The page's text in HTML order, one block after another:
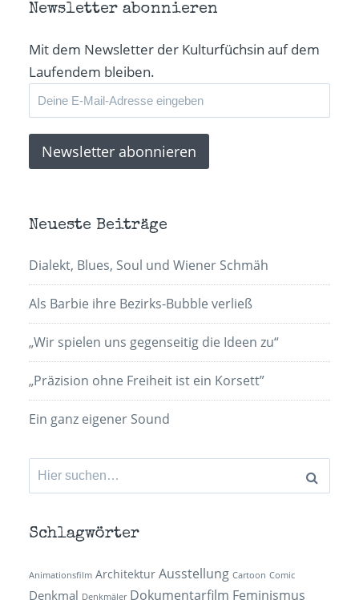
Newsletter abonnieren
Mit dem Newsletter der Kulturfüchsin auf dem
Laufendem bleiben.
Neueste Beiträge
Dialekt, Blues, Soul und Wiener Schmäh
Als Barbie ihre Bezirks-Bubble verließ
„Wir spielen uns gegenseitig die Ideen zu“
„Präzision ohne Freiheit ist ein Korsett”
Ein ganz eigener Sound
Suchen
nach:
Schlagwörter
Animationsfilm Architektur Ausstellung Cartoon Comic
Denkmal Denkmäler Dokumentarfilm Feminismus